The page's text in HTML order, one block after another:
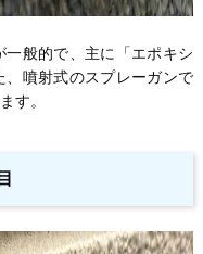
般的で、主に「エポキシ
噴射式のスプレーガンで
す。